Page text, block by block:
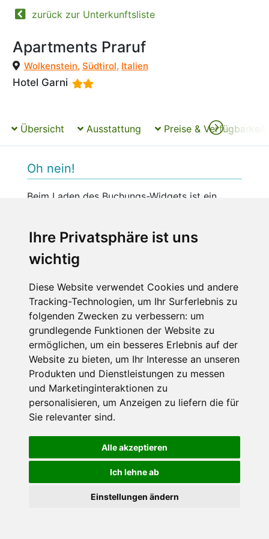
Ihre Privatsphäre ist uns
wichtig
Diese Website verwendet Cookies und andere
Tracking-Technologien, um Ihr Surferlebnis zu
folgenden Zwecken zu verbessern: um
grundlegende Funktionen der Website zu
ermöglichen, um ein besseres Erlebnis auf der
Website zu bieten, um Ihr Interesse an unseren
Produkten und Dienstleistungen zu messen
und Marketinginteraktionen zu
personalisieren, um Anzeigen zu liefern die für
Sie relevanter sind.
Alle akzeptieren
Ich lehne ab
Einstellungen ändern
zurück zur Unterkunftsliste
Apartments Praruf
Wolkenstein, Südtirol, Italien
Hotel Garni
Übersicht Ausstattung Preise & Verfügbarkeit
Oh nein!
Beim Laden des Buchungs-Widgets ist ein
Datenschutzbedingungen
Nutzungsbedingungen Impressum Kontakt
Copyright © Schneemenschen GmbH 2026